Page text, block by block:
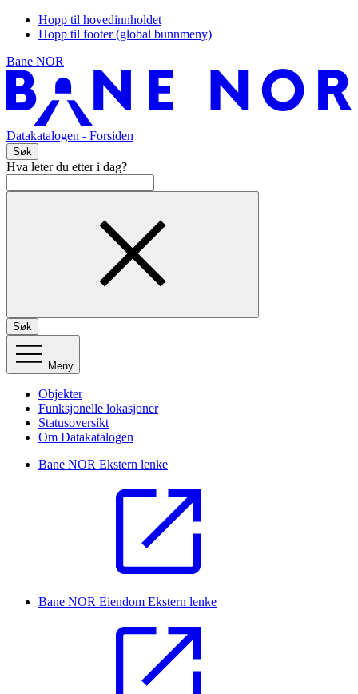
Hopp til hovedinnholdet
Hopp til footer (global bunnmeny)
Bane NOR
Datakatalogen - Forsiden
Søk
Hva leter du etter i dag?
Søk
Meny
Objekter
Funksjonelle lokasjoner
Statusoversikt
Om Datakatalogen
Bane NOR Ekstern lenke
Bane NOR Eiendom Ekstern lenke